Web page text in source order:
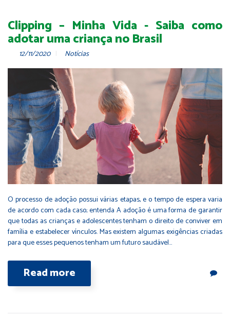
Clipping – Minha Vida - Saiba como
adotar uma criança no Brasil
12/11/2020 Notícias
O processo de adoção possui várias etapas, e o tempo de espera varia
de acordo com cada caso; entenda A adoção é uma forma de garantir
que todas as crianças e adolescentes tenham o direito de conviver em
família e estabelecer vínculos. Mas existem algumas exigências criadas
para que esses pequenos tenham um futuro saudável…
Read more